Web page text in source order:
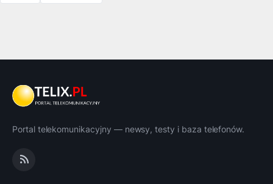
Portal telekomunikacyjny — newsy, testy i baza telefonów.